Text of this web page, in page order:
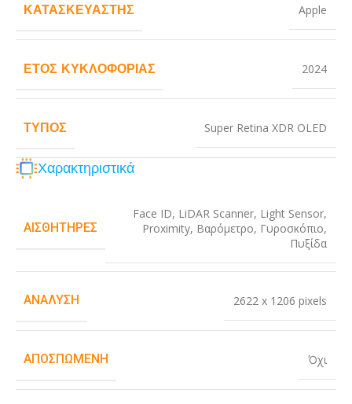
ΚΑΤΑΣΚΕΥΑΣΤΉΣ Apple
ΈΤΟΣ ΚΥΚΛΟΦΟΡΊΑΣ 2024
ΤΎΠΟΣ Super Retina XDR OLED
Χαρακτηριστικά
ΑΙΣΘΗΤΉΡΕΣ
Face ID, LiDAR Scanner, Light Sensor,
Proximity, Βαρόμετρο, Γυροσκόπιο,
Πυξίδα
ΑΝΆΛΥΣΗ 2622 x 1206 pixels
ΑΠΟΣΠΏΜΕΝΗ Όχι